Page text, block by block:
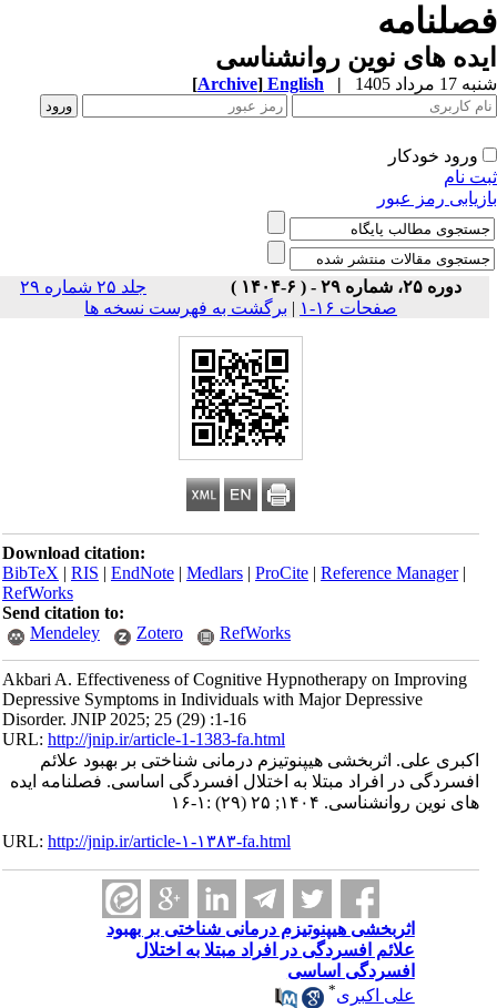
های نوین روانشناسی
مرداد 1405 |
English
[Archive]
ورود خودکار
نام
رمز عبور
دوره ۲۵، شماره ۲۹ - ( ۶-۱۴۰۴ )
جلد ۲۵ شماره ۲۹
صفحات ۱۶-۱
| برگشت به فهرست نسخه ها
Download citation:
BibTeX|RIS|EndNote|Medlars|ProCite|Reference Manager
RefWorks
Send citation to:
Mendeley
Zotero RefWorks
Akbari A. Effectiveness of Cognitive Hypnotherapy on Improving
Depressive Symptoms in Individuals with Major Depressive
Disorder. JNIP 2025; 25 (29) :1-16
URL:http://jnip.ir/article-1-1383-fa.html
اکبری علی. اثربخشی هیپنوتیزم درمانی شناختی بر بهبود علائم
افسردگی در افراد مبتلا به اختلال افسردگی اساسی. فصلنامه ایده
های نوین روانشناسی. ۱۴۰۴; ۲۵ (۲۹) :۱-۱۶
URL:http://jnip.ir/article-۱-۱۳۸۳-fa.html
اثربخشی هیپنوتیزم درمانی شناختی بر بهبود
علائم افسردگی در افراد مبتلا به اختلال
افسردگی اساسی
علی اکبری*